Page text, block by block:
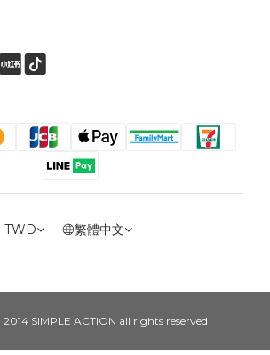
TWD 繁體中文
SIMPLE ACTION all rights reserved